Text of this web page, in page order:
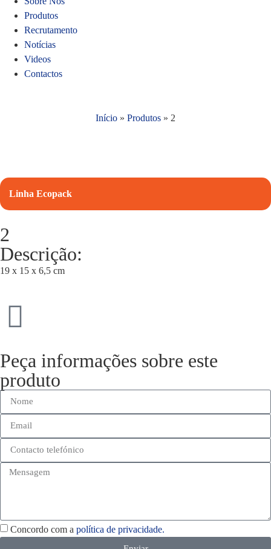
Produtos
Recrutamento
Notícias
Videos
Contactos
Início » Produtos » 2
Linha Ecopack
2
Descrição:
19 x 15 x 6,5 cm
Peça informações sobre este
produto
Concordo com a política de privacidade.